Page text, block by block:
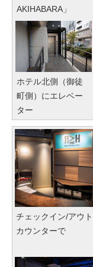
AKIHABARA」
ホテル北側（御徒
町側）にエレベー
ター
チェックイン/アウ
カウンターで